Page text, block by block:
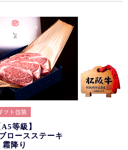
A5等級】
ロースステーキ
霜降り